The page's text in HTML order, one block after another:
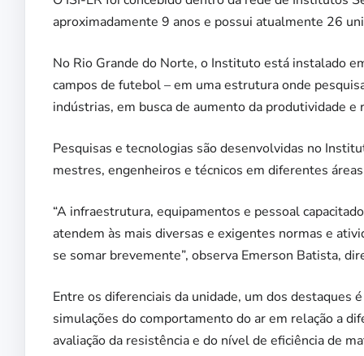
aproximadamente 9 anos e possui atualmente 26
No Rio Grande do Norte, o Instituto está instalado
campos de futebol – em uma estrutura onde
indústrias, em busca de aumento da produtividade e
Pesquisas e tecnologias são desenvolvidas no
mestres, engenheiros e técnicos em diferentes
“A infraestrutura, equipamentos e pessoal
atendem às mais diversas e exigentes normas e
se somar brevemente”, observa Emerson Batista,
Entre os diferenciais da unidade, um dos
simulações do comportamento do ar em relação a
avaliação da resistência e do nível de eficiência de